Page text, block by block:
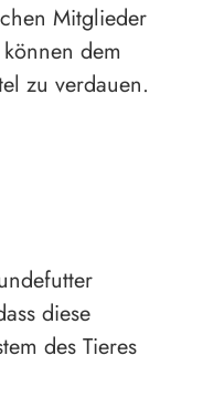
Mitglieder
dem
zu verdauen.
diese
des Tieres